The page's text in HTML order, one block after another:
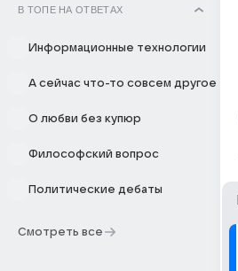
В ТОПЕ НА ОТВЕТАХ
Информационные технологии
А сейчас что-то совсем другое
О любви без купюр
Философский вопрос
Политические дебаты
Смотреть все